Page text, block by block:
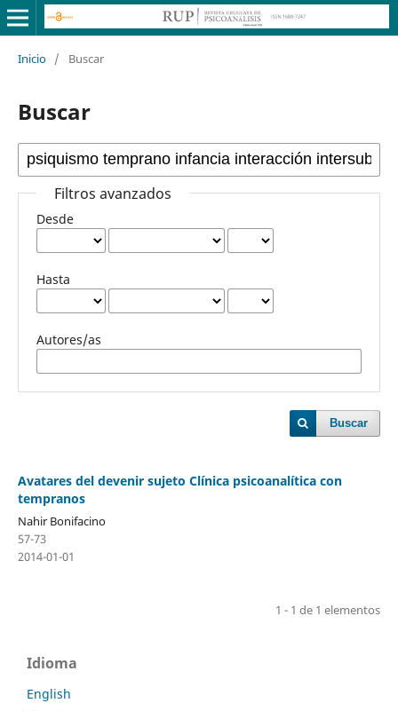
Inicio / Buscar
Buscar
Filtros avanzados
Desde
Hasta
Autores/as
Buscar
Avatares del devenir sujeto Clínica psicoanalítica con
tempranos
Nahir Bonifacino
57-73
2014-01-01
1 - 1 de 1 elementos
Idioma
English